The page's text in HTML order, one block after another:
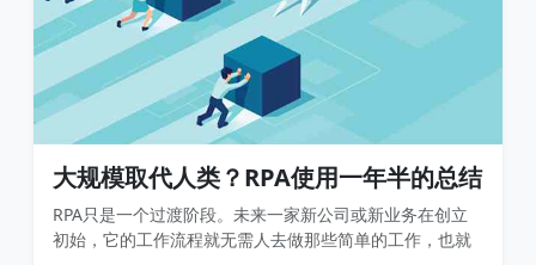
大规模取代人类？RPA使用一年半的总结
RPA只是一个过渡阶段。未来一家新公司或新业务在创立
初始，它的工作流程就无需人去做那些简单的工作，也就